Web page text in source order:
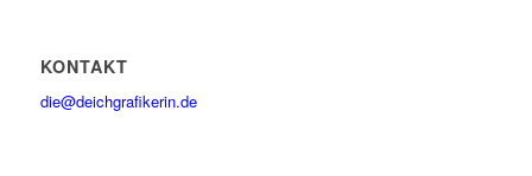
KONTAKT
die@deichgrafikerin.de